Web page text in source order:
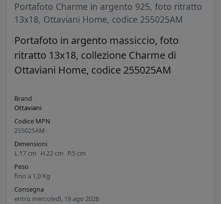
Portafoto Charme in argento 925, foto ritratto
13x18, Ottaviani Home, codice 255025AM
Portafoto in argento massiccio, foto
ritratto 13x18, collezione Charme di
Ottaviani Home, codice 255025AM
Brand
Ottaviani
Codice MPN
255025AM
Dimensioni
L.17 cm H.22 cm P.5 cm
Peso
fino a 1,0 Kg
Consegna
entro mercoledì, 19 ago 2026